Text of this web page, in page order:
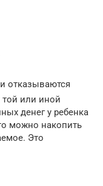
отказываются
той или иной
денег у ребенка
можно накопить
Это